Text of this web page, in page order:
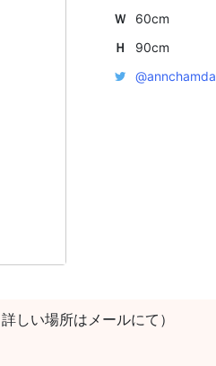
Ｗ
60cm
Ｈ
90cm
@annchamda
しい場所はメールにて）